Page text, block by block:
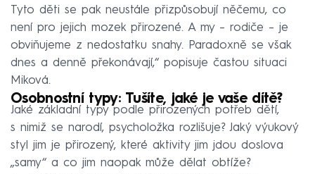
Tyto děti se pak neustále přizpůsobují něčemu, co
není pro jejich mozek přirozené. A my – rodiče – je
obviňujeme z nedostatku snahy. Paradoxně se však
dnes a denně překonávají,“ popisuje častou situaci
Miková.
Osobnostní typy: Tušíte, jaké je vaše dítě?
Jaké základní typy podle přirozených potřeb dětí,
s nimiž se narodí, psycholožka rozlišuje? Jaký výukový
styl jim je přirozený, které aktivity jim jdou doslova
„samy“ a co jim naopak může dělat obtíže?